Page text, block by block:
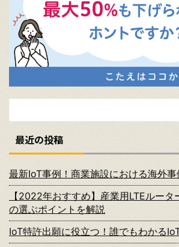
最近の投稿
最新IoT事例！商業施設における海外事
【2022年おすすめ】産業用LTEルー
の選ぶポイントを解説
IoT特許出願に役立つ！誰でもわかる